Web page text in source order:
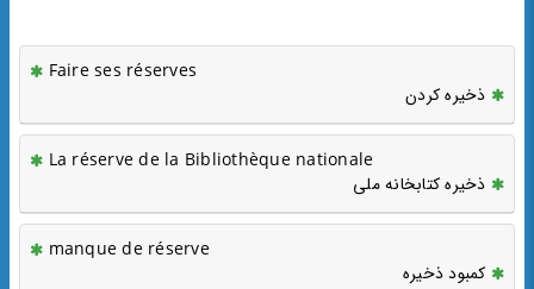
Faire ses réserves
ذخیره کردن
La réserve de la Bibliothèque nationale
ذخیره کتابخانه ملی
manque de réserve
کمبود ذخیره